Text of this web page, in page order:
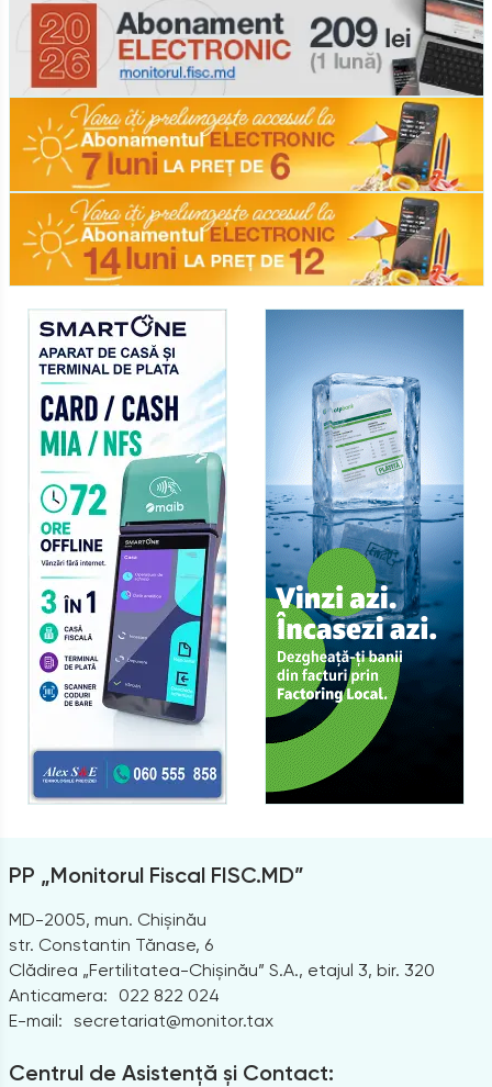
PP „Monitorul Fiscal FISC.MD”
MD-2005, mun. Chișinău
str. Constantin Tănase, 6
Clădirea „Fertilitatea-Chișinău” S.A., etajul 3, bir. 320
Anticamera:
022 822 024
E-mail: secretariat@monitor.tax
Centrul de Asistență și Contact: